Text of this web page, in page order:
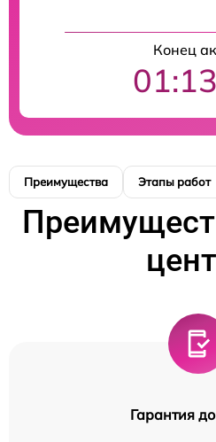
Конец
Преимущества Этапы работ
Гарантия